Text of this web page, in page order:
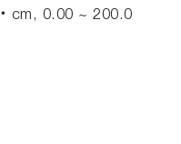
cm, 0.00 ~ 200.0